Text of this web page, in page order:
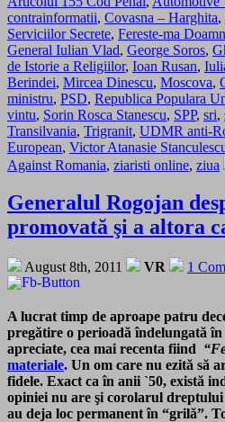
contrainformatii, Covasna – Harghita,
Serviciilor Secrete, Fereste-ma
General Iulian Vlad, George Soros,
de Istorie a Religiilor, Ioan Rusan,
Berindei, Mircea Dinescu, Moscova,
ministru, PSD, Republica Populara
vintu, Sorin Rosca Stanescu, SPP, sri,
Transilvania, Trigranit, UDMR anti-
European, Victor Atanasie
Against Romania, ziaristi online, ziua
Generalul Rogojan
promovată şi a altora
August 8th, 2011 VR 1
A lucrat timp de aproape patru
pregătire o perioadă îndelungată
apreciate, cea mai recenta fiind
materiale. Un om care nu ezită să
fidele. Exact ca în anii `50, există
opiniei nu are şi corolarul dreptului
au deja loc permanent în “grilă”.